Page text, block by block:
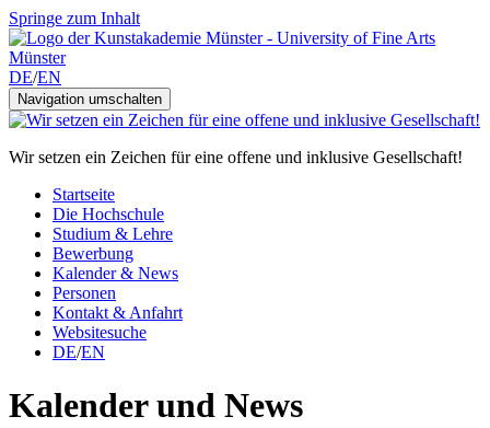
Springe zum Inhalt
DE/EN
Navigation umschalten
Wir setzen ein Zeichen für eine offene und inklusive Gesellschaft!
Startseite
Die Hochschule
Studium & Lehre
Bewerbung
Kalender & News
Personen
Kontakt & Anfahrt
Websitesuche
DE/EN
Kalender und News